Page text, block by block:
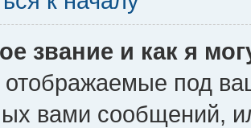
звание и как я
отображаемые под
вами сообщений,